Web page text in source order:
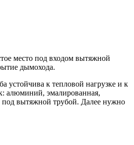
место под входом вытяжной
дымохода.
устойчива к тепловой нагрузке и к
алюминий, эмалированная,
под вытяжной трубой. Далее нужно